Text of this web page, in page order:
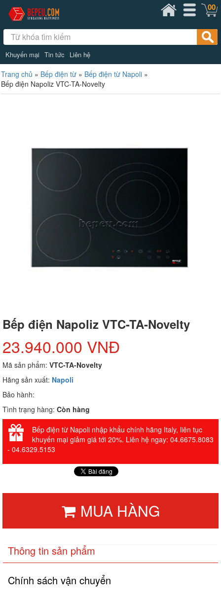
Khuyến mại Tin tức Liên hệ
00
Trang chủ » Bếp điện từ » Bếp điện từ Napoli »
Bếp điện Napoliz VTC-TA-Novelty
Bếp điện Napoliz VTC-TA-Novelty
23.940.000 VNĐ
Mã sản phẩm: VTC-TA-Novelty
Hãng sản xuất: Napoli
Bảo hành:
Tình trạng hàng: Còn hàng
Bếp điện từ Napoli nhập khẩu chính hãng Italy, liên tục
khuyến mại giảm giá tới 20%. Liên hệ ngay: 04.6675.8083
- 04.6329.5153
MUA HÀNG
Thông tin sản phẩm
Chính sách vận chuyển